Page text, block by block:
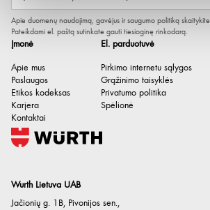
Aukštis 19 mm
Produkto svoris, kg 80 g
Wurth Lietuva UAB
Jačionių g. 1B, Pivonijos sen.,
Įmonė
Apie mus
Paslaugos
Etikos kodeksas
Karjera
Kontaktai
El. parduotuvė
Pirkimo internetu sąlygos
Grąžinimo taisyklės
Privatumo politika
Spėlionė
Apie duomenų naudojimą, gavėjus ir saugumo politiką skaitykite
Pateikdami el. paštą sutinkate gauti tiesioginę rinkodarą.